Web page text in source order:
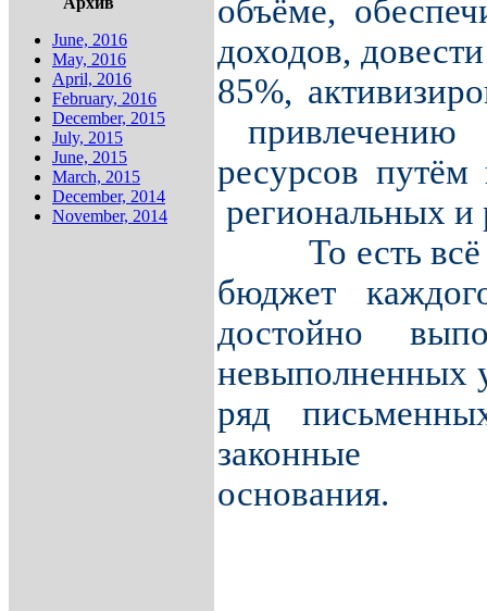
June, 2016
May, 2016
April, 2016
February, 2016
December, 2015
July, 2015
June, 2015
March, 2015
December, 2014
November, 2014
объёме,
доходов,
85%,
привлечению
ресурсов путём
региональных и
То есть
бюджет
достойно
невыполненных
ряд
основания.